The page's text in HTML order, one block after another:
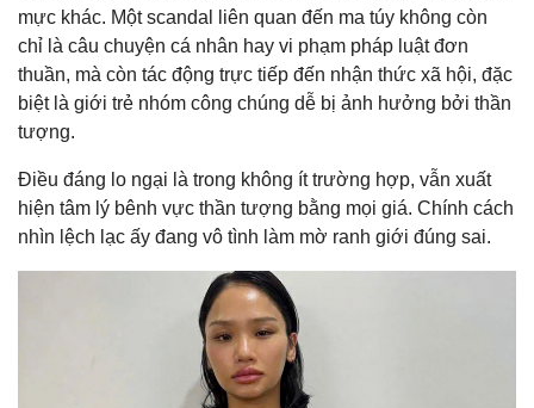
mực khác. Một scandal liên quan đến ma túy không còn
chỉ là câu chuyện cá nhân hay vi phạm pháp luật đơn
thuần, mà còn tác động trực tiếp đến nhận thức xã hội, đặc
biệt là giới trẻ nhóm công chúng dễ bị ảnh hưởng bởi thần
tượng.
Điều đáng lo ngại là trong không ít trường hợp, vẫn xuất
hiện tâm lý bênh vực thần tượng bằng mọi giá. Chính cách
nhìn lệch lạc ấy đang vô tình làm mờ ranh giới đúng sai.